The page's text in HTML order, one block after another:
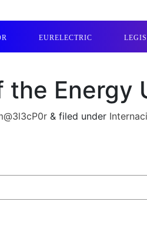
EURELECTRIC
the Energy
& filed under